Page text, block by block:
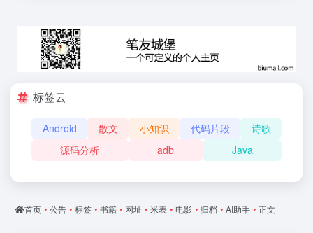
标签云
Android 散文 小知识 代码片段
诗歌
源码分析
adb Java
首页 • 公告 • 标签 • 书籍 • 网址 • 米表 • 电影 • 归档 • AI助手 • 正文